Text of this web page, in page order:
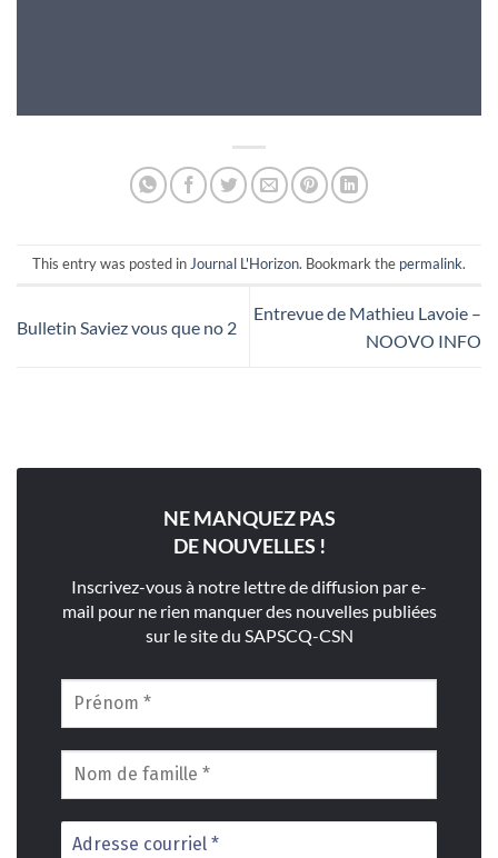
This entry was posted inJournal L'Horizon. Bookmark the permalink.
Bulletin Saviez vous que no 2
Entrevue de Mathieu Lavoie –
NOOVO INFO
NE MANQUEZ PAS
DE NOUVELLES !
Inscrivez-vous à notre lettre de diffusion par e-
mail pour ne rien manquer des nouvelles publiées
sur le site du SAPSCQ-CSN